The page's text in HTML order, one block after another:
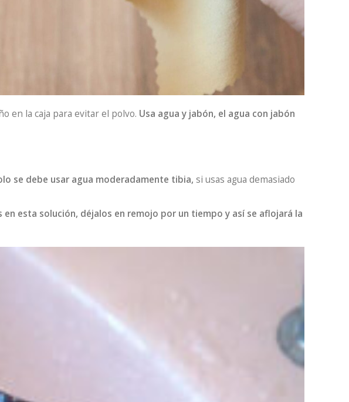
en la caja para evitar el polvo. Usa agua y jabón, el agua con jabón
se debe usar agua moderadamente tibia, si usas agua demasiado
en esta solución, déjalos en remojo por un tiempo y así se aflojará la